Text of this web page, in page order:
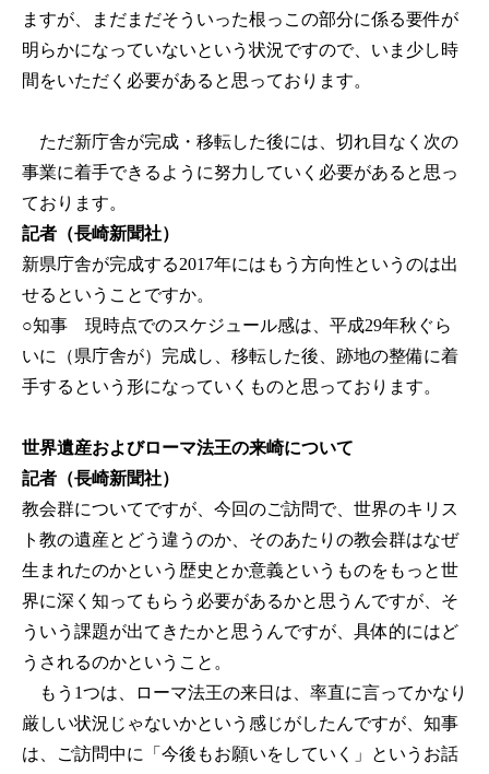
ますが、まだまだそういった根っこの部分に係る要件が
明らかになっていないという状況ですので、いま少し時
間をいただく必要があると思っております。
ただ新庁舎が完成・移転した後には、切れ目なく次の
事業に着手できるように努力していく必要があると思っ
ております。
記者（長崎新聞社）
新県庁舎が完成する2017年にはもう方向性というのは出
せるということですか。
○知事 現時点でのスケジュール感は、平成29年秋ぐら
いに（県庁舎が）完成し、移転した後、跡地の整備に着
手するという形になっていくものと思っております。
世界遺産およびローマ法王の来崎について
記者（長崎新聞社）
教会群についてですが、今回のご訪問で、世界のキリス
ト教の遺産とどう違うのか、そのあたりの教会群はなぜ
生まれたのかという歴史とか意義というものをもっと世
界に深く知ってもらう必要があるかと思うんですが、そ
ういう課題が出てきたかと思うんですが、具体的にはど
うされるのかということ。
もう1つは、ローマ法王の来日は、率直に言ってかなり
厳しい状況じゃないかという感じがしたんですが、知事
は、ご訪問中に「今後もお願いをしていく」というお話